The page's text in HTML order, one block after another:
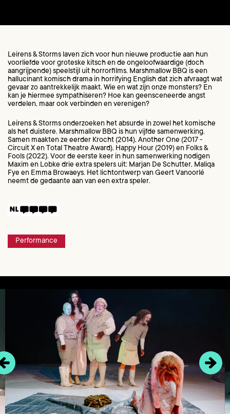
Leirens & Storms laven zich voor hun nieuwe productie aan hun
voorliefde voor groteske kitsch en de ongeloofwaardige (doch
aangrijpende) speelstijl uit horrorfilms. Marshmallow BBQ is een
hallucinant komisch drama in horrifying English dat zich afvraagt wat
gevaar zo aantrekkelijk maakt. Wie en wat zijn onze monsters? En
kan je hiermee sympathiseren? Hoe kan geensceneerde angst
verdelen, maar ook verbinden en verenigen?
Leirens & Storms onderzoeken het absurde in zowel het komische
als het duistere. Marshmallow BBQ is hun vijfde samenwerking.
Samen maakten ze eerder Krocht (2014), Another One (2017 -
Circuit X en Total Theatre Award), Happy Hour (2019) en Folks &
Fools (2022). Voor de eerste keer in hun samenwerking nodigen
Maxim en Lobke drie extra spelers uit: Marjan De Schutter, Maliqa
Fye en Emma Browaeys. Het lichtontwerp van Geert Vanoorlé
neemt de gedaante aan van een extra speler.
Performance